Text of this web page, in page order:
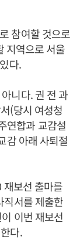
참여할 것으로
지역으로 서울
다.
니다. 권 전 과
(당시 여성청
연합과 교감설
감 아래 사퇴절
재보선 출마를
직서를 제출한
이번 재보선
다.